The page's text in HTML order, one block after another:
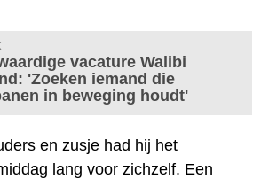
vacature Walibi
'Zoeken iemand die
in beweging houdt'
en zusje had hij het
lang voor zichzelf. Een